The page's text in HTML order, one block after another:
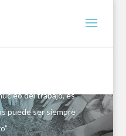
del trabajo, es
puede ser siempre